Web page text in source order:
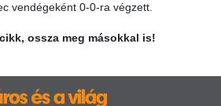
vendégeként 0-0-ra végzett.
ossza meg másokkal is!